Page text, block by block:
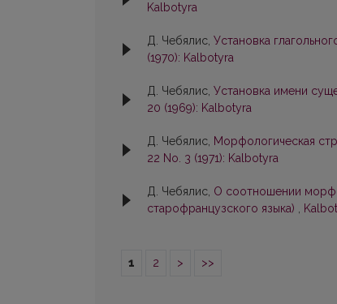
Kalbotyra
Д. Чебялис, Установка
(1970): Kalbotyra
Д. Чебялис, Установка имени
20 (1969): Kalbotyra
Д. Чебялис, Морфологическая
22 No. 3 (1971): Kalbotyra
Д. Чебялис, О соотношении
старофранцузского языка) ,
1 2 > >>